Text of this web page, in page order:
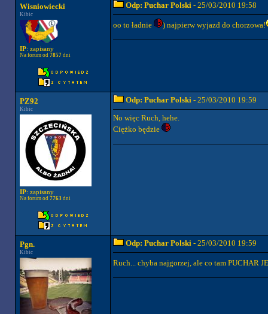
Wisniowiecki
Kibic
IP: zapisany
Na forum od 7857dni
Odp: Puchar Polski- 25/03/2010 19:58
oo to ładnie ) najpierw wyjazd do chorzowa!
PZ92
Kibic
IP: zapisany
Na forum od 7763 dni
Odp: Puchar Polski- 25/03/2010 19:59
No więc Ruch, hehe.
Ciężko będzie
Pgn.
Kibic
Odp: Puchar Polski- 25/03/2010 19:59
Ruch... chyba najgorzej, ale co tam PUCHAR